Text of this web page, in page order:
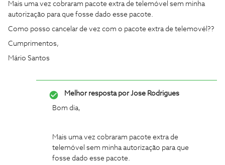
Mais uma vez cobraram pacote extra de telemóvel sem minha
autorização para que fosse dado esse pacote.
Como posso cancelar de vez com o pacote extra de telemovél??
Cumprimentos,
Mário Santos
Melhor resposta porJose Rodrigues
Bom dia,
Mais uma vez cobraram pacote extra de
telemóvel sem minha autorização para que
fosse dado esse pacote.